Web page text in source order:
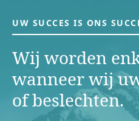
UW SUCCES IS ONS
Wij worden
wanneer wij
of beslechten.